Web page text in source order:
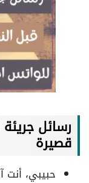
رسائل
قصيرة
حبيبي، أنت